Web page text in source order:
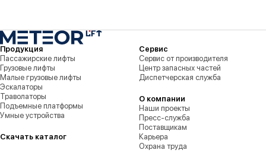
Продукция
Пассажирские лифты
Грузовые лифты
Малые грузовые лифты
Эскалаторы
Траволаторы
Подъемные платформы
Умные устройства
Скачать каталог
Сервис
Сервис от производителя
Центр запасных частей
Диспетчерская служба
О компании
Наши проекты
Пресс-служба
Поставщикам
Карьера
Охрана труда